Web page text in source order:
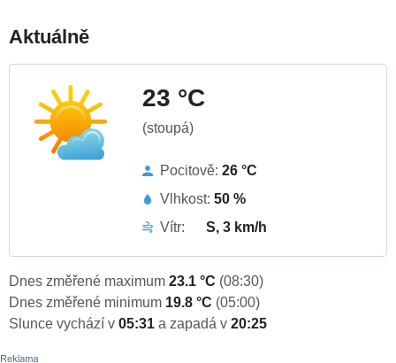
Aktuálně
23 °C
(stoupá)
Pocitově: 26 °C
Vlhkost: 50 %
Vítr:
S, 3 km/h
Dnes změřené maximum 23.1 °C (08:30)
Dnes změřené minimum 19.8 °C (05:00)
Slunce vychází v 05:31 a zapadá v 20:25